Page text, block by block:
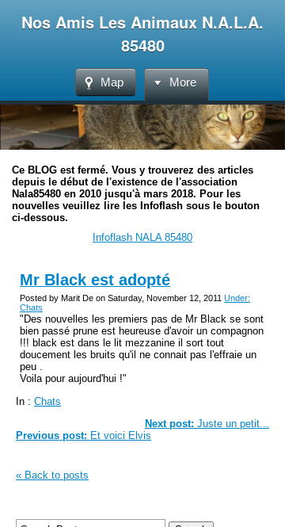
Nos Amis Les Animaux N.A.L.A.
85480
Map More
Ce BLOG est fermé. Vous y trouverez des articles
depuis le début de l'existence de l'association
Nala85480 en 2010 jusqu'à mars 2018. Pour les
nouvelles veuillez lire les Infoflash sous le bouton
ci-dessous.
Infoflash NALA 85480
Mr Black est adopté
Posted by Marit De on Saturday, November 12, 2011 Under:
Chats
"Des nouvelles les premiers pas de Mr Black se sont
bien passé prune est heureuse d'avoir un compagnon
!!! black est dans le lit mezzanine il sort tout
doucement les bruits qu'il ne connait pas l'effraie un
peu .
Voila pour aujourd'hui !"
In : Chats
Next post: Juste un petit...
Previous post: Et voici Elvis
« Back to posts